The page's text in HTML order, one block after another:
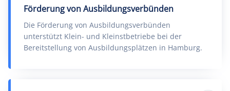
Förderung von Ausbildungsverbünden
Die Förderung von Ausbildungsverbünden
unterstützt Klein- und Kleinstbetriebe bei der
Bereitstellung von Ausbildungsplätzen in Hamburg.